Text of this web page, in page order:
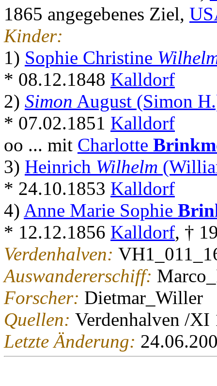
1865 angegebenes Ziel,
Kinder:
1) Sophie Christine
* 08.12.1848 Kalldorf
2) Simon August (Simon
* 07.02.1851 Kalldorf
oo ... mit Charlotte
3) Heinrich Wilhelm
* 24.10.1853 Kalldorf
4) Anne Marie Sophie
* 12.12.1856 Kalldorf, †
Verdenhalven:
Auswandererschiff:
Forscher: Dietmar_Willer
Quellen: Verdenhalven /
Letzte Änderung: